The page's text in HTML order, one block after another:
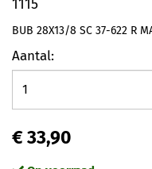
1115
BUB 28X13/8 SC 37-622 R
Aantal:
€ 33,90